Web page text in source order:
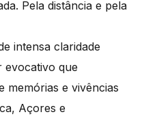
Pela distância e pela
intensa claridade
evocativo que
memórias e vivências
Açores e